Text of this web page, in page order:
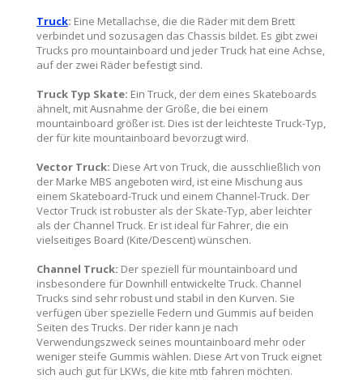
Truck: Eine Metallachse, die die Räder mit dem Brett
verbindet und sozusagen das Chassis bildet. Es gibt zwei
Trucks pro mountainboard und jeder Truck hat eine Achse,
auf der zwei Räder befestigt sind.
Truck Typ Skate: Ein Truck, der dem eines Skateboards
ähnelt, mit Ausnahme der Größe, die bei einem
mountainboard größer ist. Dies ist der leichteste Truck-Typ,
der für kite mountainboard bevorzugt wird.
Vector Truck: Diese Art von Truck, die ausschließlich von
der Marke MBS angeboten wird, ist eine Mischung aus
einem Skateboard-Truck und einem Channel-Truck. Der
Vector Truck ist robuster als der Skate-Typ, aber leichter
als der Channel Truck. Er ist ideal für Fahrer, die ein
vielseitiges Board (Kite/Descent) wünschen.
Channel Truck: Der speziell für mountainboard und
insbesondere für Downhill entwickelte Truck. Channel
Trucks sind sehr robust und stabil in den Kurven. Sie
verfügen über spezielle Federn und Gummis auf beiden
Seiten des Trucks. Der rider kann je nach
Verwendungszweck seines mountainboard mehr oder
weniger steife Gummis wählen. Diese Art von Truck eignet
sich auch gut für LKWs, die kite mtb fahren möchten.